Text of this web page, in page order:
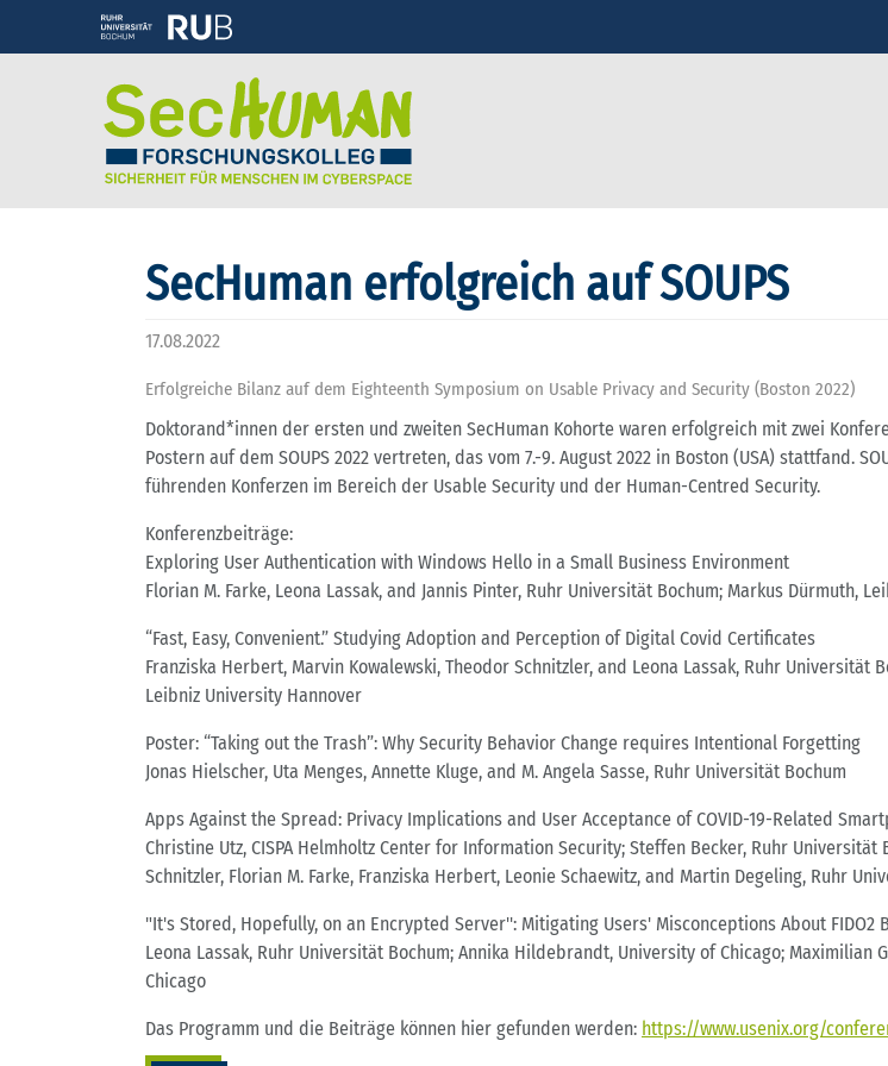
SecHuman erfolgreich auf SOUPS
17.08.2022
Erfolgreiche Bilanz auf dem Eighteenth Symposium on Usable Privacy and Security (Boston 2022)
Doktorand*innen der ersten und zweiten SecHuman Kohorte waren erfolgreich mit zwei
Postern auf dem SOUPS 2022 vertreten, das vom 7.-9. August 2022 in Boston (USA) stattfand.
führenden Konferzen im Bereich der Usable Security und der Human-Centred Security.
Konferenzbeiträge:
Exploring User Authentication with Windows Hello in a Small Business Environment
Florian M. Farke, Leona Lassak, and Jannis Pinter, Ruhr Universität Bochum; Markus Dürmuth,
“Fast, Easy, Convenient.” Studying Adoption and Perception of Digital Covid Certificates
Franziska Herbert, Marvin Kowalewski, Theodor Schnitzler, and Leona Lassak, Ruhr Universität
Leibniz University Hannover
Poster: “Taking out the Trash”: Why Security Behavior Change requires Intentional Forgetting
Jonas Hielscher, Uta Menges, Annette Kluge, and M. Angela Sasse, Ruhr Universität Bochum
Apps Against the Spread: Privacy Implications and User Acceptance of COVID-19-Related
Christine Utz, CISPA Helmholtz Center for Information Security; Steffen Becker, Ruhr
Schnitzler, Florian M. Farke, Franziska Herbert, Leonie Schaewitz, and Martin Degeling, Ruhr
"It's Stored, Hopefully, on an Encrypted Server'': Mitigating Users' Misconceptions About FIDO2
Leona Lassak, Ruhr Universität Bochum; Annika Hildebrandt, University of Chicago;
Chicago
Das Programm und die Beiträge können hier gefunden werden: https://www.usenix.org/